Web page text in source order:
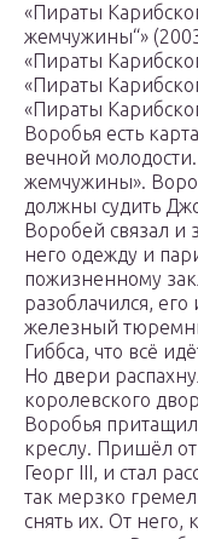
«Пираты
жемчужины“»
«Пираты
«Пираты
«Пираты
Воробья есть
вечной
жемчужины».
должны судить
Воробей связал и
него одежду и
пожизненному
разоблачился,
железный
Гиббса, что всё
Но двери
королевского
Воробья
креслу. Пришёл
Георг III, и стал
так мерзко
снять их. От него,